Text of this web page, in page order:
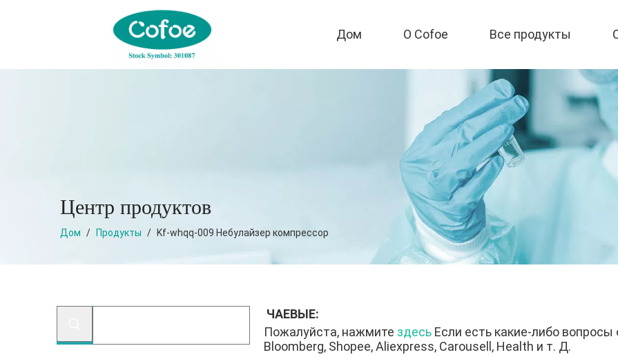
Дом О Cofoe Все продукты
Центр продуктов
Дом / Продукты / Kf-whqq-009 Небулайзер компрессор
ЧАЕВЫЕ:
Пожалуйста, нажмите здесь Если есть какие-либо
Bloomberg, Shopee, Aliexpress, Carousell, Health и т. Д.